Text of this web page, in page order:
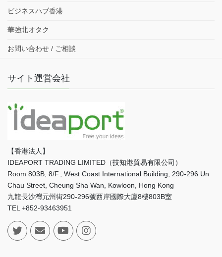
ビジネスハブ香港
華強北オタク
お問い合わせ / ご相談
サイト運営会社
【香港法人】
IDEAPORT TRADING LIMITED（技知港貿易有限公司）
Room 803B, 8/F., West Coast International Building, 290-296 Un
Chau Street, Cheung Sha Wan, Kowloon, Hong Kong
九龍長沙灣元州街290-296號西岸國際大廈8樓803B室
TEL +852-93463951